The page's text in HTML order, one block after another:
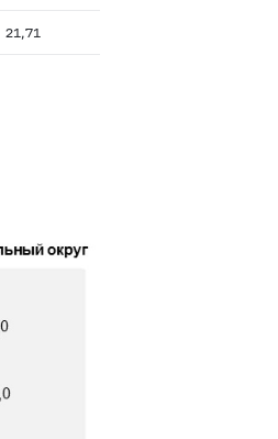
21,71